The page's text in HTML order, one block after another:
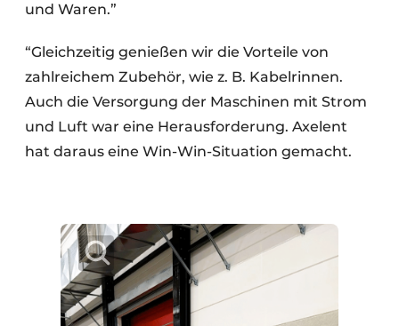
und Waren.”
“Gleichzeitig genießen wir die Vorteile von
zahlreichem Zubehör, wie z. B. Kabelrinnen.
Auch die Versorgung der Maschinen mit Strom
und Luft war eine Herausforderung. Axelent
hat daraus eine Win-Win-Situation gemacht.